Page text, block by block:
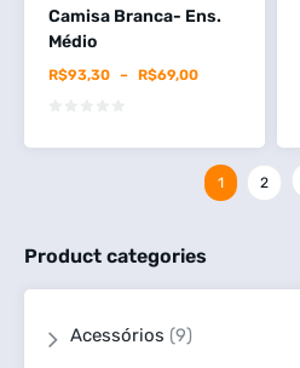
Camisa Branca- Ens.
Médio
R$69,00
–
R$93,30
1 2
Product categories
Acessórios (9)